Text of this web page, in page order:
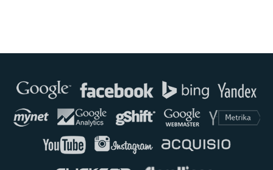
Genellikle anında yanıt verir